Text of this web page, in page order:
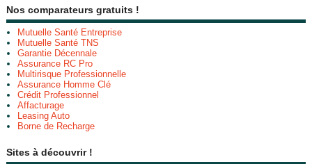
Nos comparateurs gratuits !
Mutuelle Santé Entreprise
Mutuelle Santé TNS
Garantie Décennale
Assurance RC Pro
Multirisque Professionnelle
Assurance Homme Clé
Crédit Professionnel
Affacturage
Leasing Auto
Borne de Recharge
Sites à découvrir !